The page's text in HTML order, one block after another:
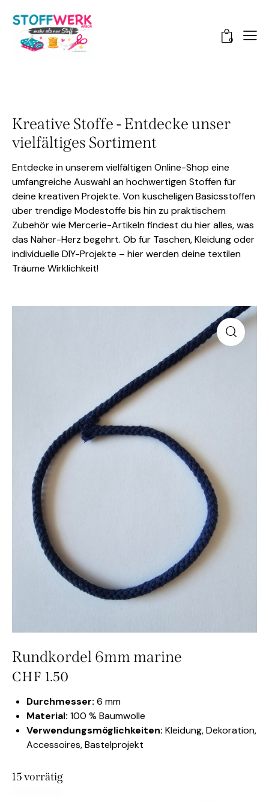
0
Kreative Stoffe - Entdecke unser
vielfältiges Sortiment
Entdecke in unserem vielfältigen Online-Shop eine
umfangreiche Auswahl an hochwertigen Stoffen für
deine kreativen Projekte. Von kuscheligen Basicsstoffen
über trendige Modestoffe bis hin zu praktischem
Zubehör wie Mercerie-Artikeln findest du hier alles, was
das Näher-Herz begehrt. Ob für Taschen, Kleidung oder
individuelle DIY-Projekte – hier werden deine textilen
Träume Wirklichkeit!
Rundkordel 6mm marine
CHF 1.50
Durchmesser: 6 mm
Material: 100 % Baumwolle
Verwendungsmöglichkeiten: Kleidung, Dekoration,
Accessoires, Bastelprojekt
15 vorrätig